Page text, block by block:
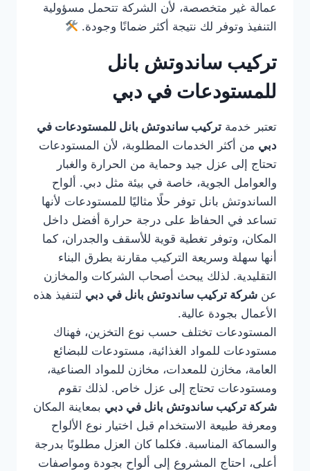
عمالة غير متخصصة، لأن الشركة تتحمل مسؤولية
التنفيذ وتوفر لك نتيجة أكثر ضمانًا وجودة.
تركيب ساندوتش بانل
للمستودعات في دبي
تعتبر خدمة تركيب ساندوتش بانل للمستودعات في
دبي من أكثر الخدمات المطلوبة، لأن المستودعات
تحتاج إلى عزل جيد وحماية من الحرارة والغبار
والعوامل الجوية، خاصة في بيئة مثل دبي. ألواح
الساندوتش بانل توفر حلًا مثاليًا للمستودعات لأنها
تساعد في الحفاظ على درجة حرارة أفضل داخل
المكان، وتوفر تغطية قوية للأسقف والجدران، كما
أنها سهلة وسريعة التركيب مقارنة بطرق البناء
التقليدية. لذلك يبحث أصحاب الشركات والمخازن
عن شركة تركيب ساندوتش بانل في دبي لتنفيذ هذه
الأعمال بجودة عالية.
المستودعات تختلف حسب نوع التخزين، فهناك
مستودعات للمواد الغذائية، مستودعات للبضائع
العامة، مخازن للمعدات، مخازن للمواد الصناعية،
ومستودعات تحتاج إلى عزل خاص. لذلك تقوم
شركة تركيب ساندوتش بانل في دبي بمعاينة المكان
ومعرفة طبيعة الاستخدام قبل اختيار نوع الألواح
والسماكة المناسبة. فكلما كان العزل مطلوبًا بدرجة
أعلى، احتاج المشروع إلى ألواح بجودة ومواصفات